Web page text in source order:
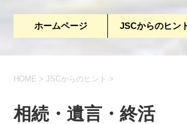
ホームページ JSCからのヒン
HOME > JSCからのヒント >
相続・遺言・終活